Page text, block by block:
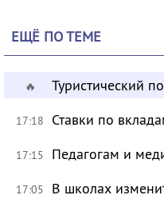
ЕЩЁ ПО ТЕМЕ
🔥 Туристический
17:18 Ставки по
17:15 Педагогам и
17:05 В школах